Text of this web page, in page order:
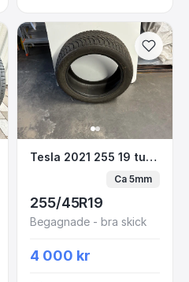
nya)
Tesla 2021 255 19
Tesla 2021 255 19 tum vinterdäck
Ca 5mm
255/45R19
Begagnade - bra skick
4 000 kr